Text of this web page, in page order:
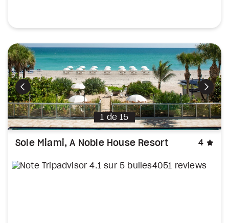
Précédent
1 de 15
Sole Miami, A Noble House Resort 4
4051 reviews